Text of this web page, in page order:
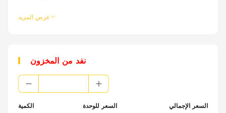
عرض المزيد
نفد من المخزون
الكمية
السعر للوحدة
السعر الإجمالي